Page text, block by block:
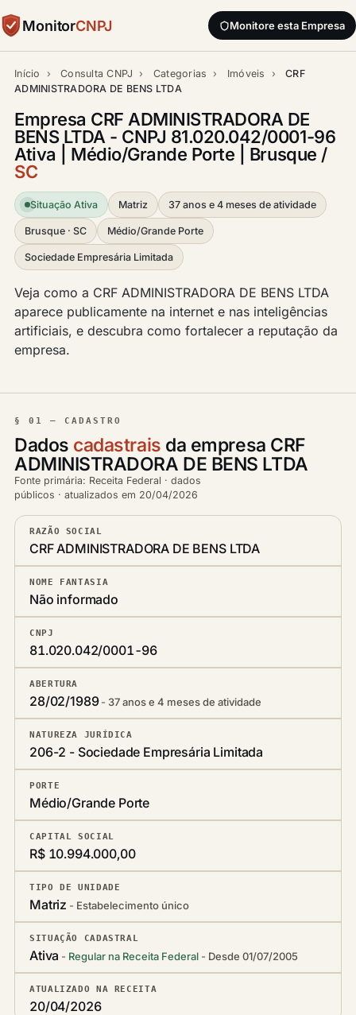
MonitorCNPJ Monitore esta Empresa
Início › Consulta CNPJ › Categorias › Imóveis ›
CRF
ADMINISTRADORA DE BENS LTDA
Empresa CRF ADMINISTRADORA DE
BENS LTDA - CNPJ 81.020.042/0001-96
Ativa | Médio/Grande Porte | Brusque /
SC
Situação Ativa Matriz 37 anos e 4 meses de atividade
Brusque · SC Médio/Grande Porte
Sociedade Empresária Limitada
Veja como a CRF ADMINISTRADORA DE BENS LTDA
aparece publicamente na internet e nas inteligências
artificiais, e descubra como fortalecer a reputação da
empresa.
§ 01 — CADASTRO
Dados cadastrais da empresa CRF
ADMINISTRADORA DE BENS LTDA
Fonte primária: Receita Federal · dados
públicos · atualizados em 20/04/2026
RAZÃO SOCIAL
CRF ADMINISTRADORA DE BENS LTDA
NOME FANTASIA
Não informado
CNPJ
81.020.042/0001-96
ABERTURA
28/02/1989 37 anos e 4 meses de atividade
NATUREZA JURÍDICA
206-2 - Sociedade Empresária Limitada
PORTE
Médio/Grande Porte
CAPITAL SOCIAL
R$ 10.994.000,00
TIPO DE UNIDADE
Matriz Estabelecimento único
SITUAÇÃO CADASTRAL
Ativa Regular na Receita Federal Desde 01/07/2005
ATUALIZADO NA RECEITA
20/04/2026